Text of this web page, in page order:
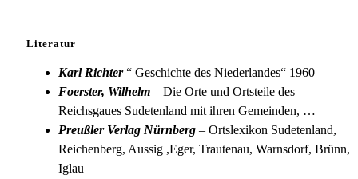
Literatur
Karl Richter“ Geschichte des Niederlandes“ 1960
Foerster, Wilhelm – Die Orte und Ortsteile des
Reichsgaues Sudetenland mit ihren Gemeinden, …
Preußler Verlag Nürnberg – Ortslexikon Sudetenland,
Reichenberg, Aussig ,Eger, Trautenau, Warnsdorf, Brünn,
Iglau